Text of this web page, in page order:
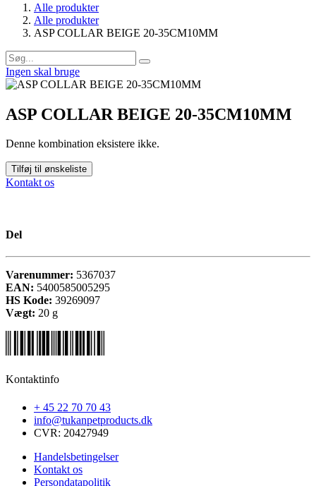
Alle produkter
Alle produkter
ASP COLLAR BEIGE 20-35CM10MM
Ingen skal bruge
ASP COLLAR BEIGE 20-35CM10MM
Denne kombination eksistere ikke.
Tilføj til ønskeliste
Kontakt os
Del
Varenummer: 5367037
EAN: 5400585005295
HS Kode: 39269097
Vægt: 20 g
Kontaktinfo
+ 45 22 70 70 43
info@tukanpetproducts.dk
CVR: 20427949
Handelsbetingelser
Kontakt os
Persondatapolitik